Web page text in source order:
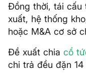
Đồng thời, tái cấu
xuất, hệ thống
hoặc M&A cơ sở
Đề xuất chia cổ
chi trả đều đặn 14